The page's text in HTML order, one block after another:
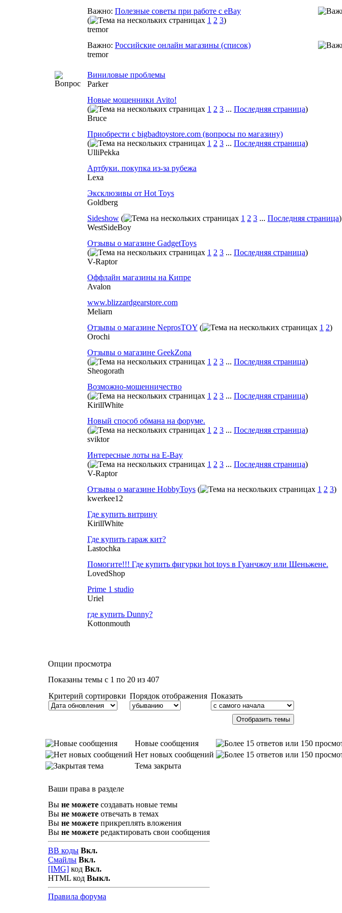
Важно: Полезные советы при работе с eBay
(
1 2 3)
tremor
Важно: Российские онлайн магазины (список)
tremor
Виниловые проблемы
Parker
Новые мошенники Avito!
(
1 2 3 ... Последняя страница)
Bruce
Приобрести с bigbadtoystore.com (вопросы по магазину)
(
1 2 3 ... Последняя страница)
UlliPekka
Артбуки. покупка из-за рубежа
Lexa
Эксклюзивы от Hot Toys
Goldberg
Sideshow ( 1 2 3 ... Последняя страница)
WestSideBoy
Отзывы о магазине GadgetToys
(
1 2 3 ... Последняя страница)
V-Raptor
Оффлайн магазины на Кипре
Avalon
www.blizzardgearstore.com
Meliarn
Отзывы о магазине NeprosTOY ( 1 2)
Orochi
Отзывы о магазине GeekZona
(
1 2 3 ... Последняя страница)
Sheogorath
Возможно-мошенничество
(
1 2 3 ... Последняя страница)
KirillWhite
Новый способ обмана на форуме.
(
1 2 3 ... Последняя страница)
sviktor
Интересные лоты на E-Bay
(
1 2 3 ... Последняя страница)
V-Raptor
Отзывы о магазине HobbyToys ( 1 2 3)
kwerkee12
Где купить витрину
KirillWhite
Где купить гараж кит?
Lastochka
Помогите!!! Где купить фигурки hot toys в Гуанчжоу или Шеньжене.
LovedShop
Prime 1 studio
Uriel
где купить Dunny?
Kottonmouth
Опции просмотра
Показаны темы с 1 по 20 из 407
Критерий сортировки Порядок отображения Показать
Новые сообщения
Нет новых сообщений
Тема закрыта
Ваши права в разделе
Вы не можете создавать новые темы
Вы не можете отвечать в темах
Вы не можете прикреплять вложения
Вы не можете редактировать свои сообщения
BB коды Вкл.
Смайлы Вкл.
[IMG] код Вкл.
HTML код Выкл.
Правила форума